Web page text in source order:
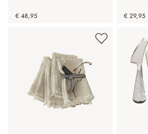
€ 48,95 € 29,95